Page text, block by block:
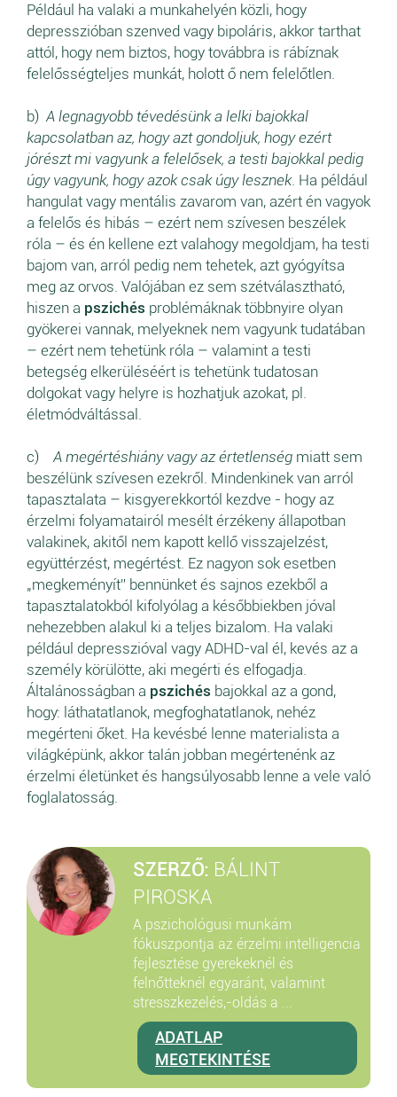
Például ha valaki a munkahelyén közli, hogy
depresszióban szenved vagy bipoláris, akkor tarthat
attól, hogy nem biztos, hogy továbbra is rábíznak
felelősségteljes munkát, holott ő nem felelőtlen.
b)A legnagyobb tévedésünk a lelki bajokkal
kapcsolatban az, hogy azt gondoljuk, hogy ezért
jórészt mi vagyunk a felelősek, a testi bajokkal pedig
úgy vagyunk, hogy azok csak úgy lesznek. Ha például
hangulat vagy mentális zavarom van, azért én vagyok
a felelős és hibás – ezért nem szívesen beszélek
róla – és én kellene ezt valahogy megoldjam, ha testi
bajom van, arról pedig nem tehetek, azt gyógyítsa
meg az orvos. Valójában ez sem szétválasztható,
hiszen a pszichés problémáknak többnyire olyan
gyökerei vannak, melyeknek nem vagyunk tudatában
– ezért nem tehetünk róla – valamint a testi
betegség elkerüléséért is tehetünk tudatosan
dolgokat vagy helyre is hozhatjuk azokat, pl.
életmódváltással.
c)A megértéshiány vagy az értetlenség miatt sem
beszélünk szívesen ezekről. Mindenkinek van arról
tapasztalata – kisgyerekkortól kezdve - hogy az
érzelmi folyamatairól mesélt érzékeny állapotban
valakinek, akitől nem kapott kellő visszajelzést,
együttérzést, megértést. Ez nagyon sok esetben
„megkeményít” bennünket és sajnos ezekből a
tapasztalatokból kifolyólag a későbbiekben jóval
nehezebben alakul ki a teljes bizalom. Ha valaki
például depresszióval vagy ADHD-val él, kevés az a
személy körülötte, aki megérti és elfogadja.
Általánosságban a pszichés bajokkal az a gond,
hogy: láthatatlanok, megfoghatatlanok, nehéz
megérteni őket. Ha kevésbé lenne materialista a
világképünk, akkor talán jobban megértenénk az
érzelmi életünket és hangsúlyosabb lenne a vele való
foglalatosság.
SZERZŐ: BÁLINT
PIROSKA
A pszichológusi munkám
fókuszpontja az érzelmi intelligencia
fejlesztése gyerekeknél és
felnőtteknél egyaránt, valamint
stresszkezelés,-oldás a ...
ADATLAP
MEGTEKINTÉSE